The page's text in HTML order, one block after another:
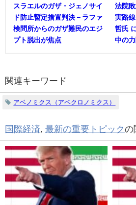
スラエルのガザ・ジェノサイ
ド防止暫定措置判決－ラファ
検問所からのガザ難民のエジ
プト脱出が焦点
法院
実路
哲氏
中の
関連キーワード
アベノミクス（アベクロノミクス）
国際経済, 最新の重要トピックの